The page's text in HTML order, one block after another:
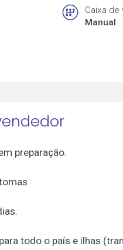
Caixa de
Manual
preparação.
todo o país e ilhas